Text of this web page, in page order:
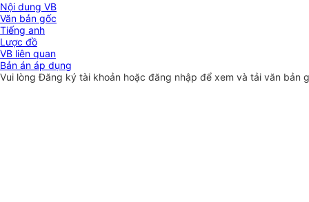
Nội dung VB
Văn bản gốc
Tiếng anh
Lược đồ
VB liên quan
Bản án áp dụng
Vui lòngĐăng ký tài khoản hoặc đăng nhập để xem và tải văn bản